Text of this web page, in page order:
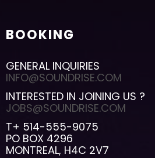
BOOKING
GENERAL INQUIRIES
INFO@SOUNDRISE.COM
INTERESTED IN JOINING US ?
JOBS@SOUNDRISE.COM
T+ 514-555-9075
PO BOX 4296
MONTREAL, H4C 2V7